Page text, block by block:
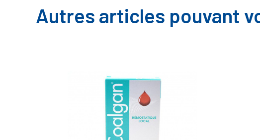
Autres articles pouvant